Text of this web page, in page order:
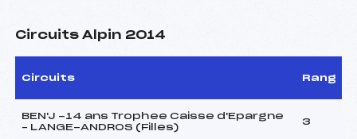
Circuits Alpin 2014
Circuits Rang
BEN'J -14 ans Trophee Caisse d'Epargne
– LANGE-ANDROS (Filles)
3